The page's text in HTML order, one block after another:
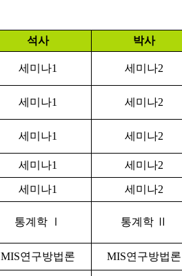
석사 박사
세미나1 세미나2
세미나1 세미나2
세미나1 세미나2
세미나1 세미나2
세미나1 세미나2
통계학 Ⅰ 통계학 Ⅱ
MIS연구방법론 MIS연구방법론